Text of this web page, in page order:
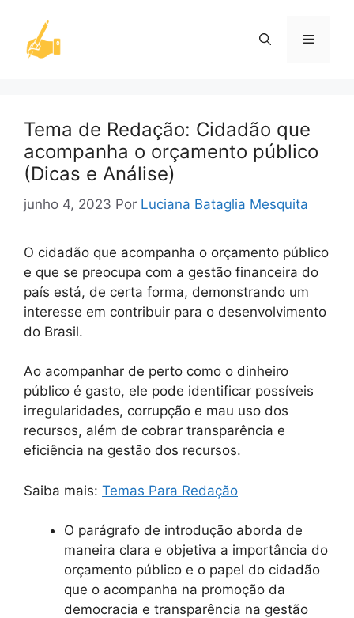
Menu
Tema de Redação: Cidadão que
acompanha o orçamento público
(Dicas e Análise)
junho 4, 2023 Por Luciana Bataglia Mesquita
O cidadão que acompanha o orçamento público
e que se preocupa com a gestão financeira do
país está, de certa forma, demonstrando um
interesse em contribuir para o desenvolvimento
do Brasil.
Ao acompanhar de perto como o dinheiro
público é gasto, ele pode identificar possíveis
irregularidades, corrupção e mau uso dos
recursos, além de cobrar transparência e
eficiência na gestão dos recursos.
Saiba mais: Temas Para Redação
O parágrafo de introdução aborda de
maneira clara e objetiva a importância do
orçamento público e o papel do cidadão
que o acompanha na promoção da
democracia e transparência na gestão